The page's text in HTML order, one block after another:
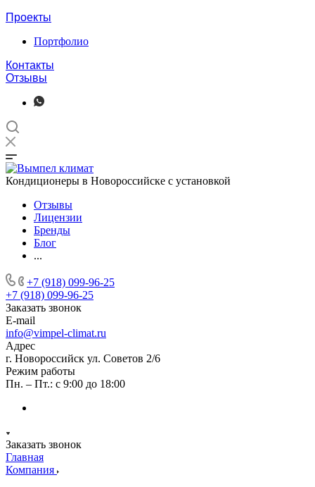
Проекты
Портфолио
Контакты
Отзывы
Кондиционеры в Новороссийске с установкой
Отзывы
Лицензии
Бренды
Блог
...
+7 (918) 099-96-25
+7 (918) 099-96-25
Заказать звонок
E-mail
info@vimpel-climat.ru
Адрес
г. Новороссийск ул. Советов 2/6
Режим работы
Пн. – Пт.: с 9:00 до 18:00
Заказать звонок
Главная
Компания